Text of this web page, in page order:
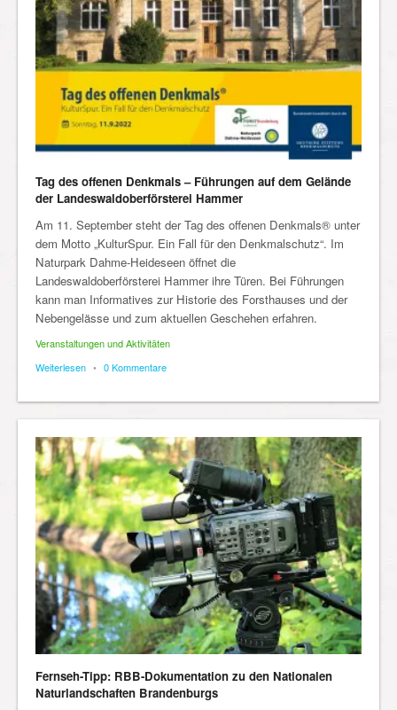
Tag des offenen Denkmals – Führungen auf dem Gelände
der Landeswaldoberförsterei Hammer
Am 11. September steht der Tag des offenen Denkmals® unter
dem Motto „KulturSpur. Ein Fall für den Denkmalschutz“. Im
Naturpark Dahme-Heideseen öffnet die
Landeswaldoberförsterei Hammer ihre Türen. Bei Führungen
kann man Informatives zur Historie des Forsthauses und der
Nebengelässe und zum aktuellen Geschehen erfahren.
Veranstaltungen und Aktivitäten
Weiterlesen • 0 Kommentare
Fernseh-Tipp: RBB-Dokumentation zu den Nationalen
Naturlandschaften Brandenburgs